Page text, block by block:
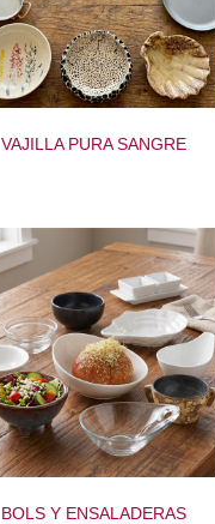
VAJILLA PURA SANGRE
BOLS Y ENSALADERAS